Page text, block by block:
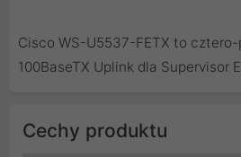
Cisco WS-U5537-FETX to cztero-
100BaseTX Uplink dla Supervisor
Cechy produktu